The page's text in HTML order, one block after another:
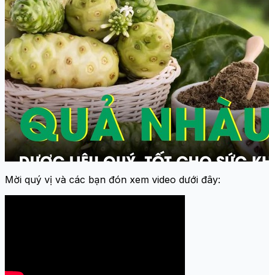
Mời quý vị và các bạn đón xem video dưới đây: